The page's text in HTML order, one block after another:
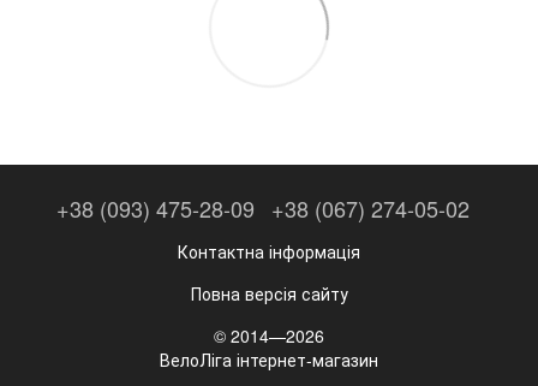
+38 (093) 475-28-09 +38 (067) 274-05-02
Контактна інформація
Повна версія сайту
© 2014—2026
ВелоЛіга інтернет-магазин